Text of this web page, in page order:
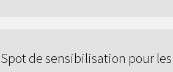
Spot de sensibilisation pour les